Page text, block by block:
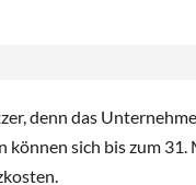
denn das
sich bis zum 31.